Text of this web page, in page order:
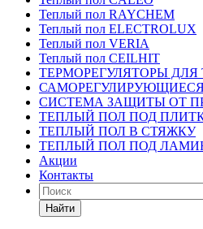
Теплый пол RAYCHEM
Теплый пол ELECTROLUX
Теплый пол VERIA
Теплый пол CEILHIT
ТЕРМОРЕГУЛЯТОРЫ
СИСТЕМА ЗАЩИТЫ ОТ
ТЕПЛЫЙ ПОЛ ПОД
ТЕПЛЫЙ ПОЛ В СТЯЖКУ
ТЕПЛЫЙ ПОЛ ПОД
Акции
Контакты
Найти